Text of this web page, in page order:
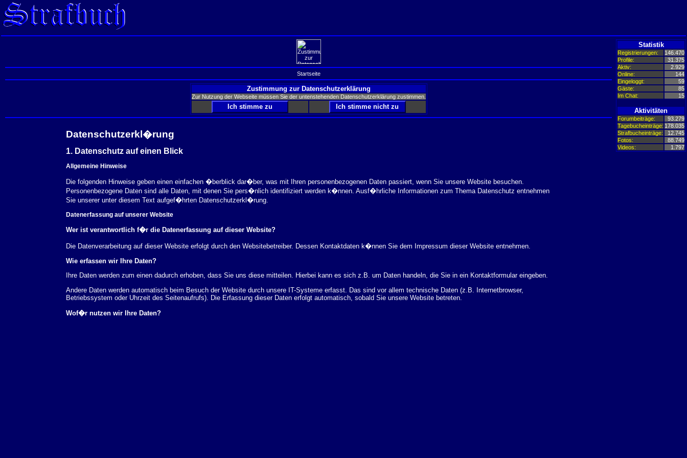
Startseite
Zustimmung zur Datenschutzerklärung
Zur Nutzung der Webseite müssen Sie der untenstehenden Datenschutzerklärung zustimmen.
Datenschutzerkl�rung
1. Datenschutz auf einen Blick
Allgemeine Hinweise
Die folgenden Hinweise geben einen einfachen �berblick dar�ber, was mit Ihren personenbezogenen Daten passiert, wenn Sie unsere Website besuchen.
Personenbezogene Daten sind alle Daten, mit denen Sie pers�nlich identifiziert werden k�nnen. Ausf�hrliche Informationen zum Thema Datenschutz entnehmen
Sie unserer unter diesem Text aufgef�hrten Datenschutzerkl�rung.
Datenerfassung auf unserer Website
Wer ist verantwortlich f�r die Datenerfassung auf dieser Website?
Die Datenverarbeitung auf dieser Website erfolgt durch den Websitebetreiber. Dessen Kontaktdaten k�nnen Sie dem Impressum dieser Website entnehmen.
Wie erfassen wir Ihre Daten?
Ihre Daten werden zum einen dadurch erhoben, dass Sie uns diese mitteilen. Hierbei kann es sich z.B. um Daten handeln, die Sie in ein Kontaktformular eingeben.
Andere Daten werden automatisch beim Besuch der Website durch unsere IT-Systeme erfasst. Das sind vor allem technische Daten (z.B. Internetbrowser,
Betriebssystem oder Uhrzeit des Seitenaufrufs). Die Erfassung dieser Daten erfolgt automatisch, sobald Sie unsere Website betreten.
Wof�r nutzen wir Ihre Daten?
Statistik
Registrierungen:
146.470
Profile:
31.375
Aktiv:
2.929
Online:
144
Eingeloggt:
59
Gäste:
85
Im Chat:
15
Aktivitäten
Forumbeiträge:
93.279
Tagebucheinträge: 178.035
Strafbucheinträge:
12.745
Fotos:
88.749
Videos:
1.797